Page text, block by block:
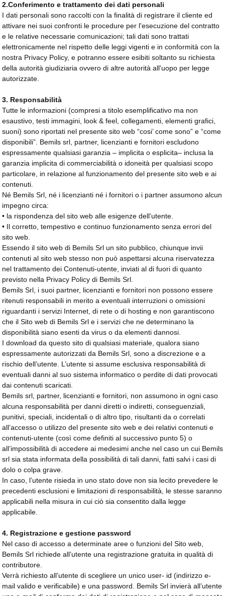
2.Conferimento e trattamento dei dati personali
I dati personali sono raccolti con la finalità di registrare il cliente ed
attivare nei suoi confronti le procedure per l'esecuzione del contratto
e le relative necessarie comunicazioni; tali dati sono trattati
elettronicamente nel rispetto delle leggi vigenti e in conformità con la
nostra Privacy Policy, e potranno essere esibiti soltanto su richiesta
della autorità giudiziaria ovvero di altre autorità all'uopo per legge
autorizzate.
3. Responsabilità
Tutte le informazioni (compresi a titolo esemplificativo ma non
esaustivo, testi immagini, look & feel, collegamenti, elementi grafici,
suoni) sono riportati nel presente sito web “cosi’ come sono” e “come
disponibili”. Bemils srl, partner, licenzianti e fornitori escludono
espressamente qualsiasi garanzia – implicita o esplicita– inclusa la
garanzia implicita di commerciabilità o idoneità per qualsiasi scopo
particolare, in relazione al funzionamento del presente sito web e ai
contenuti.
Né Bemils Srl, né i licenzianti né i fornitori o i partner assumono alcun
impegno circa:
• la rispondenza del sito web alle esigenze dell’utente.
• Il corretto, tempestivo e continuo funzionamento senza errori del
sito web.
Essendo il sito web di Bemils Srl un sito pubblico, chiunque invii
contenuti al sito web stesso non può aspettarsi alcuna riservatezza
nel trattamento dei Contenuti-utente, inviati al di fuori di quanto
previsto nella Privacy Policy di Bemils Srl.
Bemils Srl, i suoi partner, licenzianti e fornitori non possono essere
ritenuti responsabili in merito a eventuali interruzioni o omissioni
riguardanti i servizi Internet, di rete o di hosting e non garantiscono
che il Sito web di Bemils Srl e i servizi che ne determinano la
disponibilità siano esenti da virus o da elementi dannosi.
I download da questo sito di qualsiasi materiale, qualora siano
espressamente autorizzati da Bemils Srl, sono a discrezione e a
rischio dell’utente. L’utente si assume esclusiva responsabilità di
eventuali danni al suo sistema informatico o perdite di dati provocati
dai contenuti scaricati.
Bemils srl, partner, licenzianti e fornitori, non assumono in ogni caso
alcuna responsabilità per danni diretti o indiretti, conseguenziali,
punitivi, speciali, incidentali o di altro tipo, risultanti da o correlati
all’accesso o utilizzo del presente sito web e dei relativi contenuti e
contenuti-utente (così come definiti al successivo punto 5) o
all’impossibilità di accedere ai medesimi anche nel caso un cui Bemils
srl sia stata informata della possibilità di tali danni, fatti salvi i casi di
dolo o colpa grave.
In caso, l’utente risieda in uno stato dove non sia lecito prevedere le
precedenti esclusioni e limitazioni di responsabilità, le stesse saranno
applicabili nella misura in cui ciò sia consentito dalla legge
applicabile.
4. Registrazione e gestione password
Nel caso di accesso a determinate aree o funzioni del Sito web,
Bemils Srl richiede all’utente una registrazione gratuita in qualità di
contributore.
Verrà richiesto all’utente di scegliere un unico user- id (indirizzo e-
mail valido e verificabile) e una password. Bemils Srl invierà all’utente